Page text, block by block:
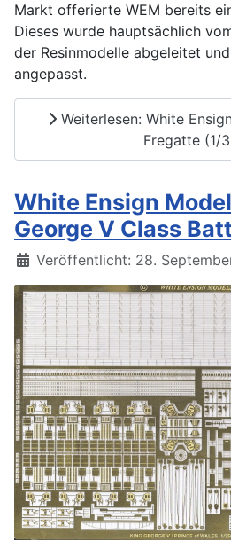
Markt offerierte WEM bereits
Dieses wurde hauptsächlich
der Resinmodelle abgeleitet
angepasst.
Weiterlesen: White
Fregatte (1/
White Ensign
George V Class
Details
Veröffentlicht: 28.